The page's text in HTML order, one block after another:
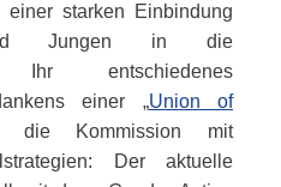
einer starken Einbindung
Jungen in die
Ihr entschiedenes
einer „Union of
die Kommission mit
Der aktuelle